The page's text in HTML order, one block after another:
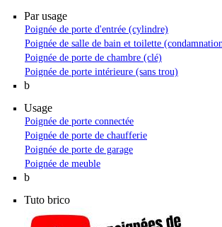
Par usage
Poignée de porte d'entrée (cylindre)
Poignée de salle de bain et toilette
Poignée de porte de chambre (clé)
Poignée de porte intérieure (sans trou)
b
Usage
Poignée de porte connectée
Poignée de porte de chaufferie
Poignée de porte de garage
Poignée de meuble
b
Tuto brico